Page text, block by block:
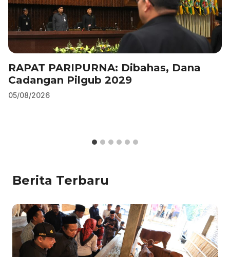
RAPAT PARIPURNA: Dibahas, Dana
Cadangan Pilgub 2029
05/08/2026
Berita Terbaru